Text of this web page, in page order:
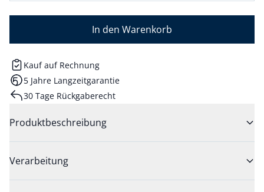
In den Warenkorb
Kauf auf Rechnung
5 Jahre Langzeitgarantie
30 Tage Rückgaberecht
Produktbeschreibung
Verarbeitung